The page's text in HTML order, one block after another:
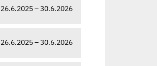
26.6.2025 – 30.6.2026
26.6.2025 – 30.6.2026